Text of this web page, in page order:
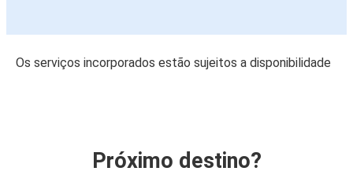
Os serviços incorporados estão sujeitos a disponibilidade
Próximo destino?